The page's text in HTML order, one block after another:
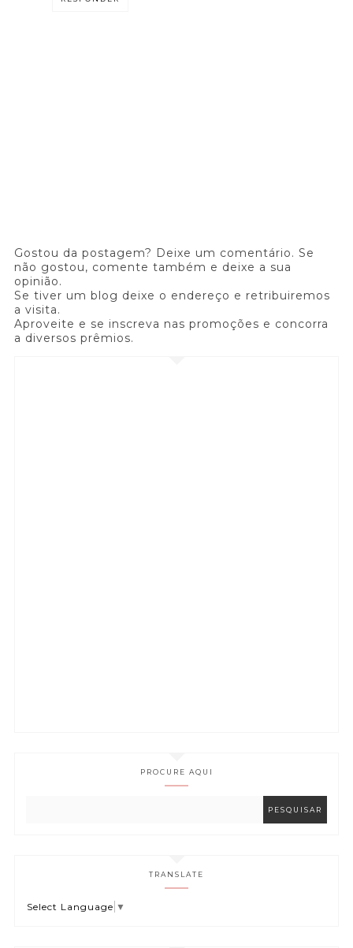
Gostou da postagem? Deixe um comentário. Se
não gostou, comente também e deixe a sua
opinião.
Se tiver um blog deixe o endereço e retribuiremos
a visita.
Aproveite e se inscreva nas promoções e concorra
a diversos prêmios.
PROCURE AQUI
TRANSLATE
Select Language ▼